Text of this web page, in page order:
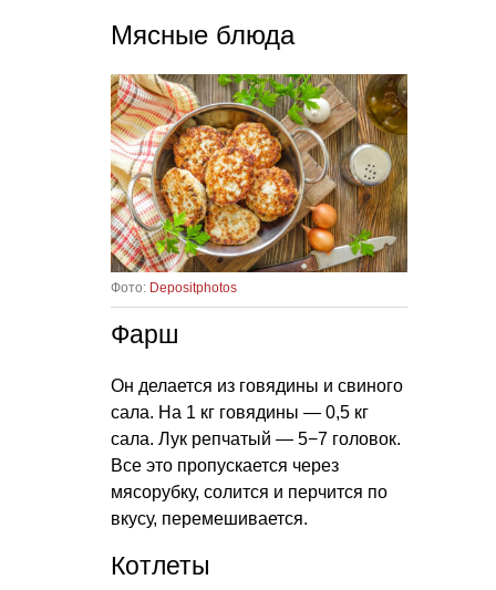
Мясные блюда
Фото: Depositphotos
Фарш
Он делается из говядины и свиного
сала. На 1 кг говядины — 0,5 кг
сала. Лук репчатый — 5−7 головок.
Все это пропускается через
мясорубку, солится и перчится по
вкусу, перемешивается.
Котлеты